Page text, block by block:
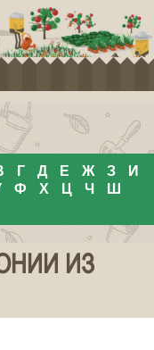
Г Д Е Ж З
И
Ф Х Ц Ч
Ш
ИЗ